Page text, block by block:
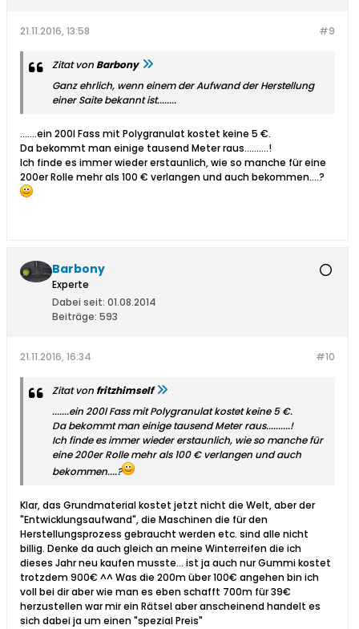
#9
21.11.2016, 13:58
Zitat vonBarbony
Ganz ehrlich, wenn einem der Aufwand der Herstellung
einer Saite bekannt ist........
.......ein 200l Fass mit Polygranulat kostet keine 5 €.
Da bekommt man einige tausend Meter raus..........!
Ich finde es immer wieder erstaunlich, wie so manche für eine
200er Rolle mehr als 100 € verlangen und auch bekommen....?
Barbony
Experte
Dabei seit: 01.08.2014
Beiträge: 593
#10
21.11.2016, 16:34
Zitat von fritzhimself
.......ein 200l Fass mit Polygranulat kostet keine 5 €.
Da bekommt man einige tausend Meter raus..........!
Ich finde es immer wieder erstaunlich, wie so manche für
eine 200er Rolle mehr als 100 € verlangen und auch
bekommen....?
Klar, das Grundmaterial kostet jetzt nicht die Welt, aber der
"Entwicklungsaufwand", die Maschinen die für den
Herstellungsprozess gebraucht werden etc. sind alle nicht
billig. Denke da auch gleich an meine Winterreifen die ich
dieses Jahr neu kaufen musste... ist ja auch nur Gummi kostet
trotzdem 900€ ^^ Was die 200m über 100€ angehen bin ich
voll bei dir aber wie man es eben schafft 700m für 39€
herzustellen war mir ein Rätsel aber anscheinend handelt es
sich dabei ja um einen "spezial Preis"